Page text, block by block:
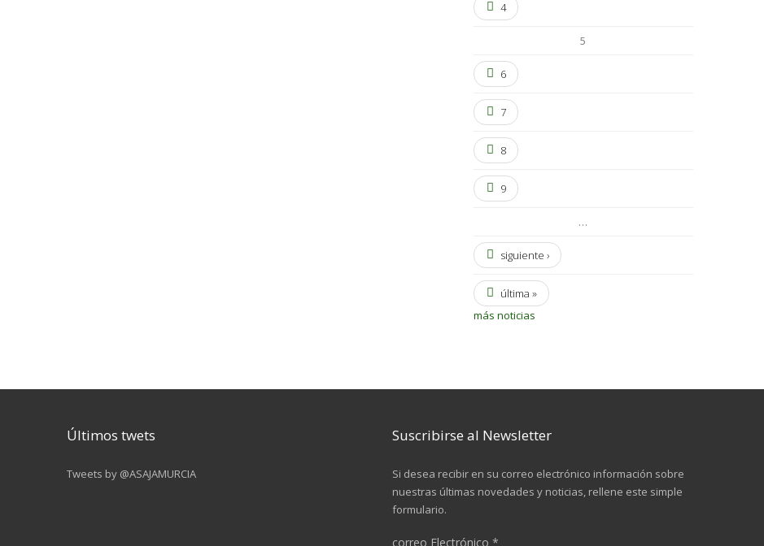
4
5
6
7
8
9
…
siguiente ›
última »
más noticias
Últimos twets
Tweets by @ASAJAMURCIA
Suscribirse al Newsletter
Si desea recibir en su correo electrónico información sobre
nuestras últimas novedades y noticias, rellene este simple
formulario.
correo Electrónico *